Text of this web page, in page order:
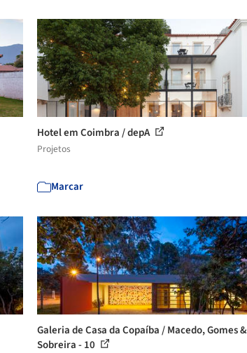
Hotel em Coimbra / depA
Projetos
Marcar
Galeria de Casa da Copaíba / Macedo, Gomes &
Sobreira - 10